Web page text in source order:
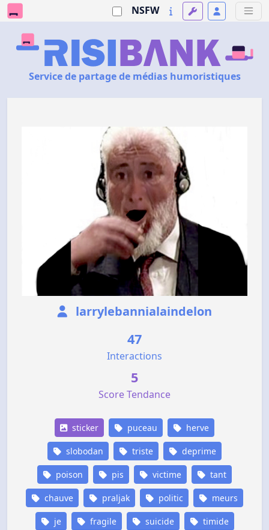
NSFW
Service de partage de médias humoristiques
larrylebannialaindelon
47
Interactions
5
Score Tendance
sticker puceau herve
slobodan triste deprime
poison pis victime tant
chauve praljak politic meurs
je fragile suicide timide